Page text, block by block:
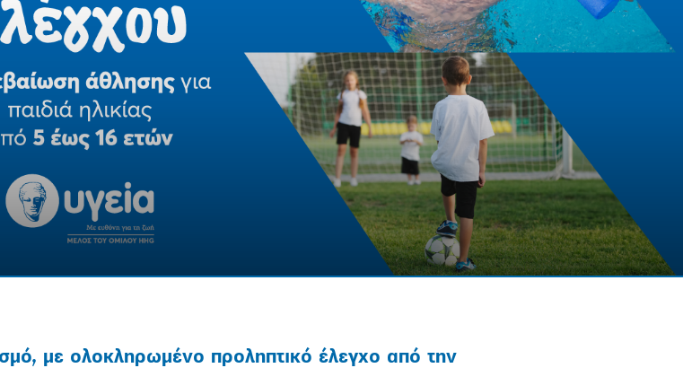
με ολοκληρωμένο προληπτικό έλεγχο από την